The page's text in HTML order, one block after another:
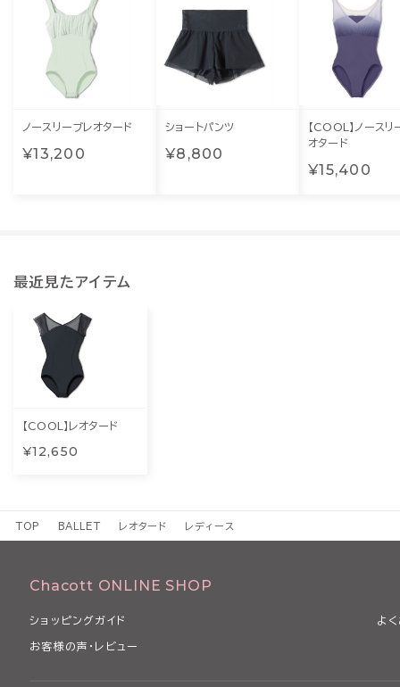
ノースリーブレオタード
¥13,200
ショートパンツ
¥8,800
【COOL】ノースリ
オタード
¥15,400
最近見たアイテム
【COOL】レオタード
¥12,650
TOP BALLET レオタード レディース
Chacott ONLINE SHOP
ショッピングガイド よ
お客様の声・レビュー